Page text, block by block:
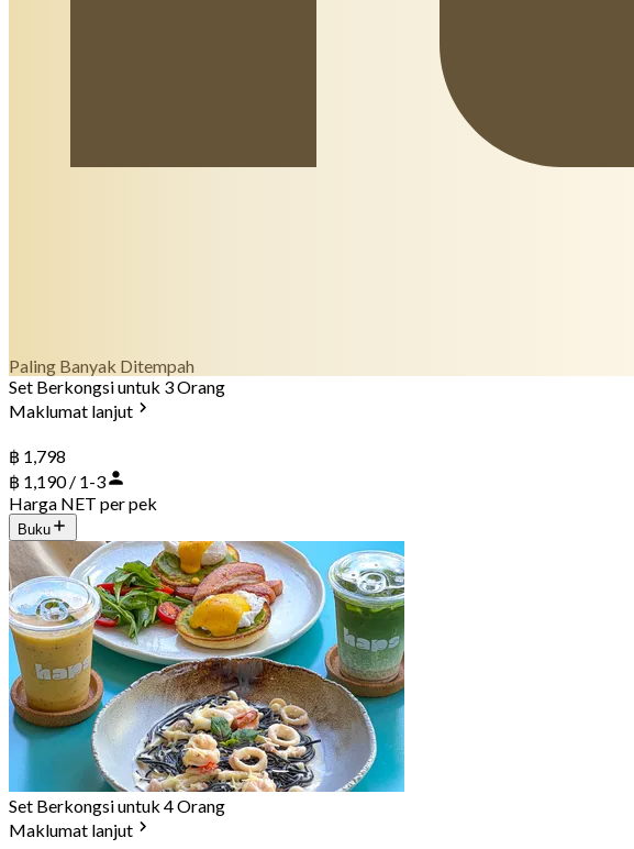
Paling Banyak Ditempah
Set Berkongsi untuk 3 Orang
Maklumat lanjut
฿ 1,798
฿ 1,190 / 1-3
Harga NET per pek
Buku
Set Berkongsi untuk 4 Orang
Maklumat lanjut